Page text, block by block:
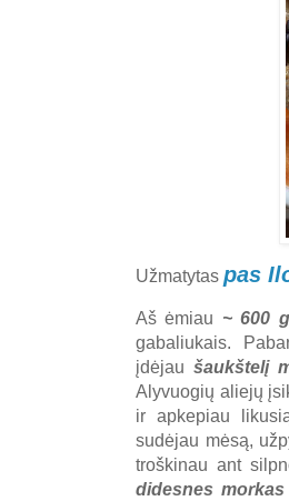
Užmatytas pas
Aš ėmiau ~ 600
gabaliukais.
įdėjau šaukštelį
Alyvuogių aliejų
ir apkepiau
sudėjau mėsą,
troškinau ant
didesnes morkas